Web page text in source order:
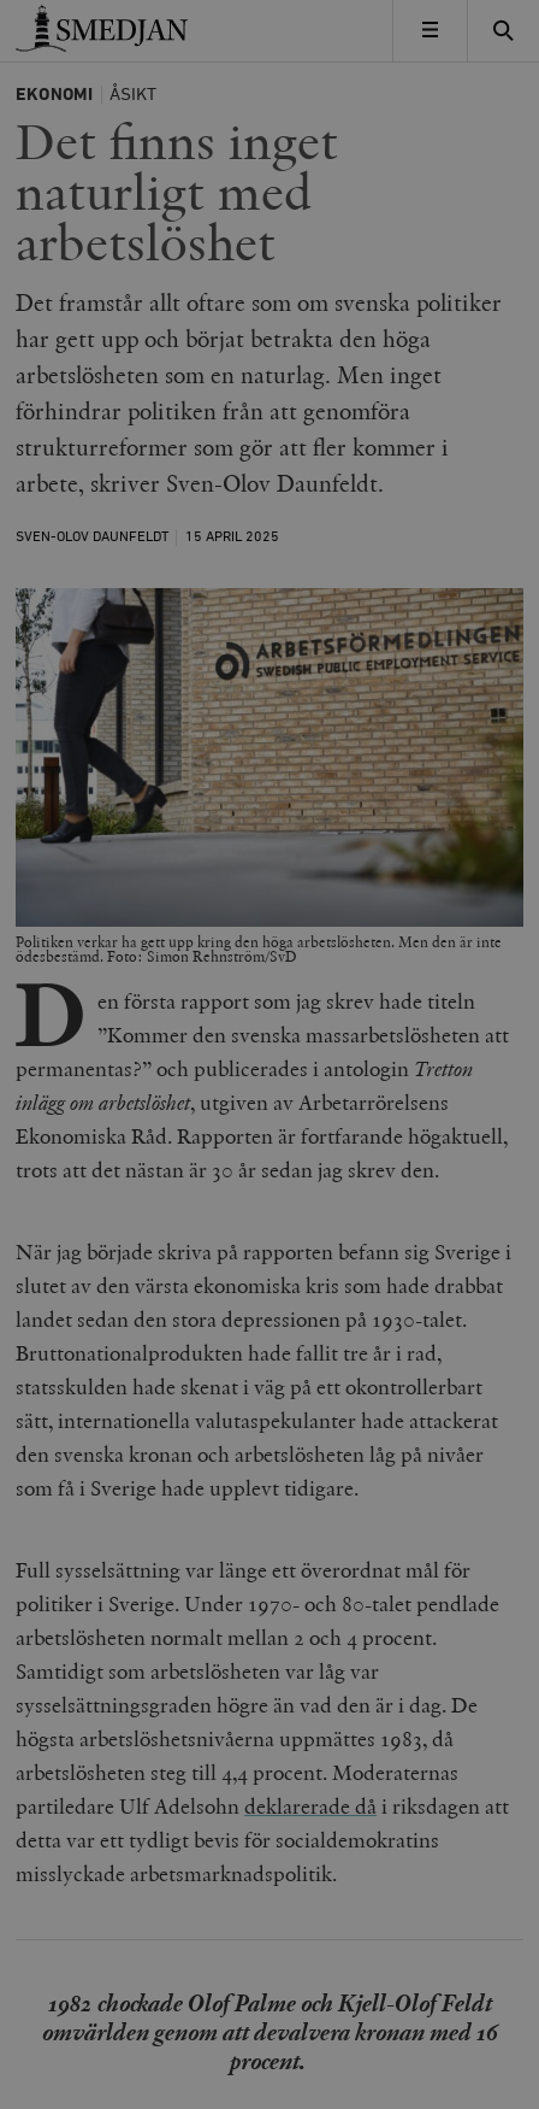
Timbro
MENY
EKONOMI ÅSIKT
Det finns inget
naturligt med
arbetslöshet
Det framstår allt oftare som om svenska politiker
har gett upp och börjat betrakta den höga
arbetslösheten som en naturlag. Men inget
förhindrar politiken från att genomföra
strukturreformer som gör att fler kommer i
arbete, skriver Sven-Olov Daunfeldt.
SVEN-OLOV DAUNFELDT 15 APRIL 2025
Politiken verkar ha gett upp kring den höga arbetslösheten. Men den är inte
ödesbestämd. Foto: Simon Rehnström/SvD
D en första rapport som jag skrev hade titeln
”Kommer den svenska massarbetslösheten att
permanentas?” och publicerades i antologin Tretton
inlägg om arbetslöshet, utgiven av Arbetarrörelsens
Ekonomiska Råd. Rapporten är fortfarande högaktuell,
trots att det nästan är 30 år sedan jag skrev den.
När jag började skriva på rapporten befann sig Sverige i
slutet av den värsta ekonomiska kris som hade drabbat
landet sedan den stora depressionen på 1930-talet.
Bruttonationalprodukten hade fallit tre år i rad,
statsskulden hade skenat i väg på ett okontrollerbart
sätt, internationella valutaspekulanter hade attackerat
den svenska kronan och arbetslösheten låg på nivåer
som få i Sverige hade upplevt tidigare.
Full sysselsättning var länge ett överordnat mål för
politiker i Sverige. Under 1970- och 80-talet pendlade
arbetslösheten normalt mellan 2 och 4 procent.
Samtidigt som arbetslösheten var låg var
sysselsättningsgraden högre än vad den är i dag. De
högsta arbetslöshetsnivåerna uppmättes 1983, då
arbetslösheten steg till 4,4 procent. Moderaternas
partiledare Ulf Adelsohndeklarerade då i riksdagen att
detta var ett tydligt bevis för socialdemokratins
misslyckade arbetsmarknadspolitik.
1982 chockade Olof Palme och Kjell-Olof Feldt
omvärlden genom att devalvera kronan med 16
procent.